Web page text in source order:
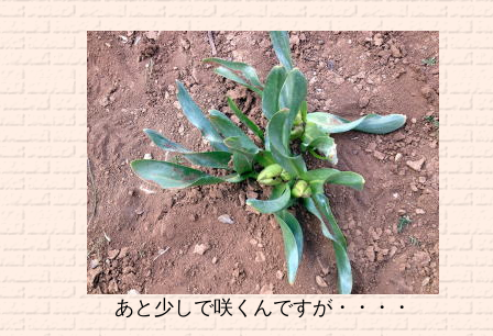
あと少しで咲くんですが・・・・